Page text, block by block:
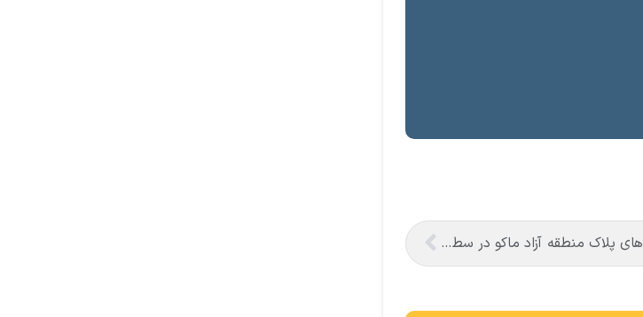
صدور مجوز تردد خودروهای پلاک منطقه آزاد ماکو در سطح استان، گامی مهم در تقویت اقتصاد و ارتقای ناوگان حمل‌ونقل است